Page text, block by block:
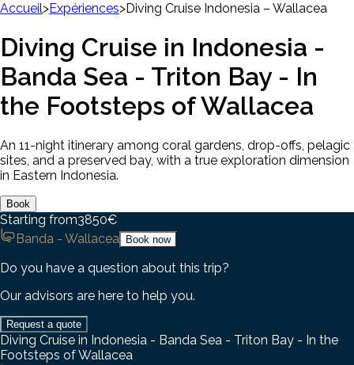
Accueil>Expériences>Diving Cruise Indonesia – Wallacea
Diving Cruise in Indonesia -
Banda Sea - Triton Bay - In
the Footsteps of Wallacea
An 11-night itinerary among coral gardens, drop-offs, pelagic
sites, and a preserved bay, with a true exploration dimension
in Eastern Indonesia.
Book
Starting from3850€
Banda - Wallacea
Book now
Do you have a question about this trip?
Our advisors are here to help you.
Request a quote
Diving Cruise in Indonesia - Banda Sea - Triton Bay - In the
Footsteps of Wallacea